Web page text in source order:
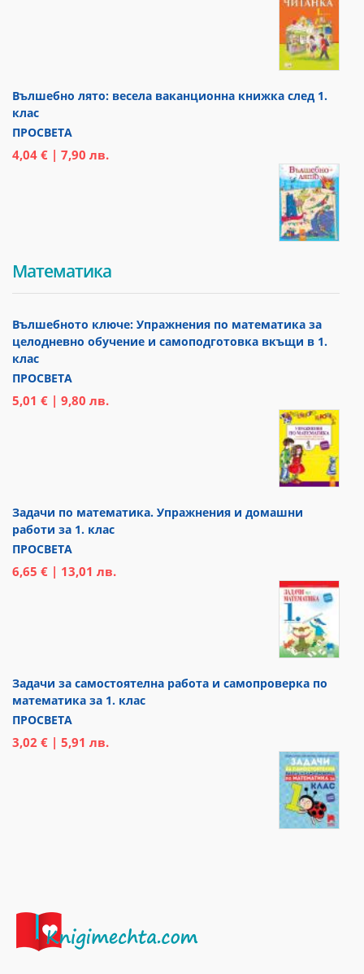
Вълшебно лято: весела ваканционна книжка след 1.
клас
ПРОСВЕТА
4,04 € | 7,90 лв.
Математика
Вълшебното ключе: Упражнения по математика за
целодневно обучение и самоподготовка вкъщи в 1.
клас
ПРОСВЕТА
5,01 € | 9,80 лв.
Задачи по математика. Упражнения и домашни
работи за 1. клас
ПРОСВЕТА
6,65 € | 13,01 лв.
Задачи за самостоятелна работа и самопроверка по
математика за 1. клас
ПРОСВЕТА
3,02 € | 5,91 лв.